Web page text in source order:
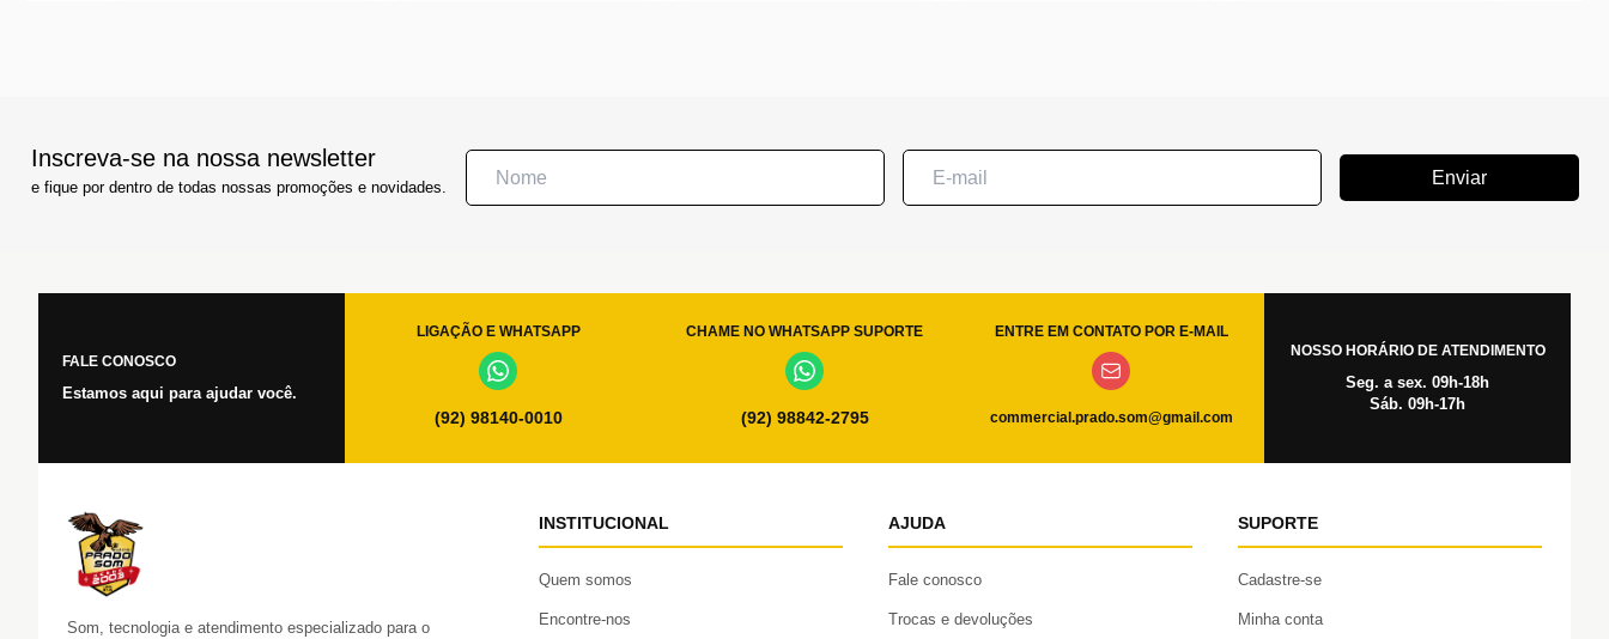
Inscreva-se na nossa newsletter
e fique por dentro de todas nossas promoções e novidades. Enviar
FALE CONOSCO
Estamos aqui para ajudar você.
LIGAÇÃO E WHATSAPP
(92) 98140-0010
CHAME NO WHATSAPP SUPORTE
(92) 98842-2795
ENTRE EM CONTATO POR E-MAIL
commercial.prado.som@gmail.com
NOSSO HORÁRIO DE ATENDIMENTO
Seg. a sex. 09h-18h
Sáb. 09h-17h
Som, tecnologia e atendimento especializado para o
INSTITUCIONAL
Quem somos
Encontre-nos
AJUDA
Fale conosco
Trocas e devoluções
SUPORTE
Cadastre-se
Minha conta